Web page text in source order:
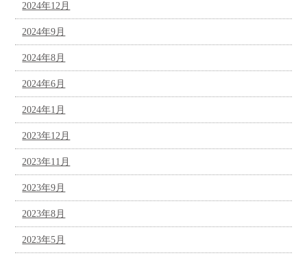
2024年12月
2024年9月
2024年8月
2024年6月
2024年1月
2023年12月
2023年11月
2023年9月
2023年8月
2023年5月